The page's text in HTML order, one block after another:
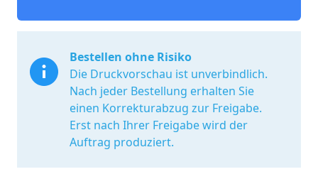
Bestellen ohne Risiko
Die Druckvorschau ist unverbindlich.
Nach jeder Bestellung erhalten Sie
einen Korrekturabzug zur Freigabe.
Erst nach Ihrer Freigabe wird der
Auftrag produziert.